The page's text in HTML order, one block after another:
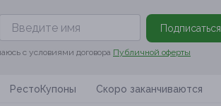
Подписаться
с условиями договора Публичной оферты
РестоКупоны Скоро заканчиваются